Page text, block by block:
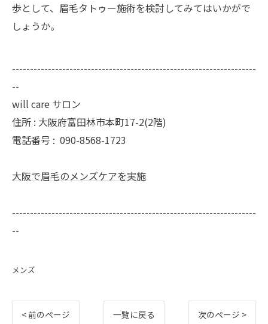
歩として、眉毛タトゥー施術を検討してみてはいかがで
しょうか。
--------------------------------------------------------------------
--
will care サロン
住所 : 大阪府富田林市本町17-2(2階)
電話番号 : 090-8568-1723
大阪で眉毛のメンズケアを実施
--------------------------------------------------------------------
--
メンズ
< 前のページ 一覧に戻る 次のページ >